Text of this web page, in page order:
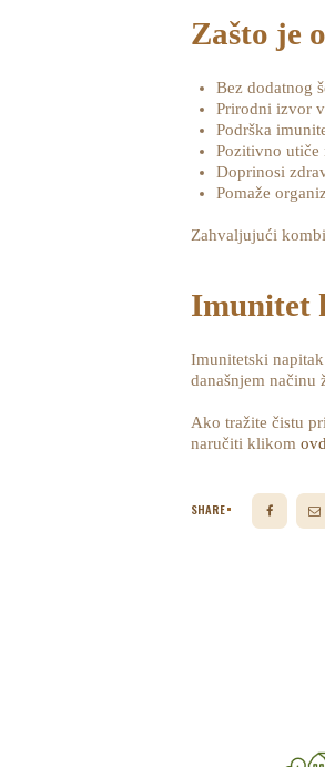
Zašto je
Bez dodatnog
Prirodni izvor
Podrška
Pozitivno utiče
Doprinosi
Pomaže
Zahvaljujući
Imunitet
Imunitetski
današnjem načinu
Ako tražite čistu
naručiti klikom
SHARE